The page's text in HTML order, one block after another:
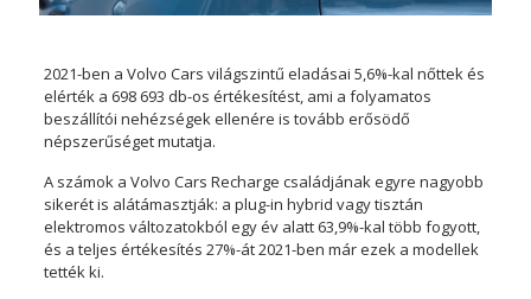
2021-ben a Volvo Cars világszintű eladásai 5,6%-kal nőttek és
elérték a 698 693 db-os értékesítést, ami a folyamatos
beszállítói nehézségek ellenére is tovább erősödő
népszerűséget mutatja.
A számok a Volvo Cars Recharge családjának egyre nagyobb
sikerét is alátámasztják: a plug-in hybrid vagy tisztán
elektromos változatokból egy év alatt 63,9%-kal több fogyott,
és a teljes értékesítés 27%-át 2021-ben már ezek a modellek
tették ki.